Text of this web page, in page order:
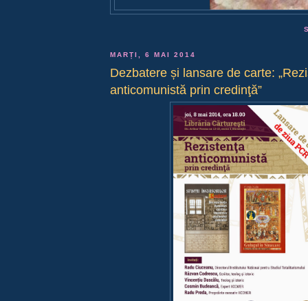
MARȚI, 6 MAI 2014
Dezbatere și lansare de carte:
anticomunistă prin credinţă”